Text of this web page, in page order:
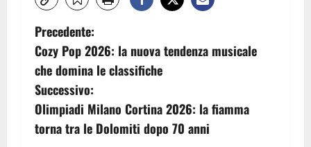
Precedente:
Cozy Pop 2026: la nuova tendenza musicale
che domina le classifiche
Successivo:
Olimpiadi Milano Cortina 2026: la fiamma
torna tra le Dolomiti dopo 70 anni